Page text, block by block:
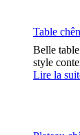
Table
Belle
style
Lire la